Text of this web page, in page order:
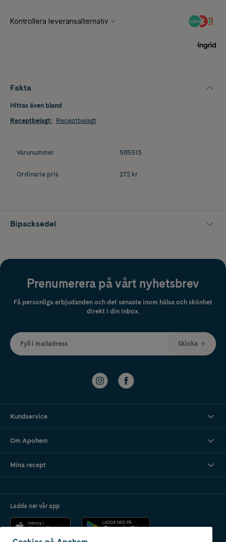
Fakta
Hittas även bland
Receptbelagt: Receptbelagt
Varunummer 585513
Ordinarie pris 272 kr
Bipacksedel
Prenumerera på vårt nyhetsbrev
Få personliga erbjudanden och det senaste inom hälsa och skönhet
direkt i din inbox.
Fyll i mailadress Skicka
Kundservice
Om Apohem
Mina recept
Ladda ner vår app